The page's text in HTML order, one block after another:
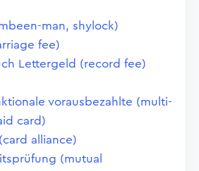
man, shylock)
fee)
Lettergeld (record fee)
vorausbezahlte (multi-
card)
alliance)
(mutual